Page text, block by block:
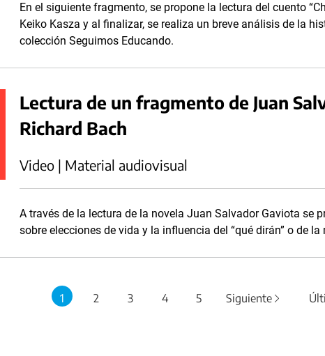
En el siguiente fragmento, se propone la lectura del cuento
Keiko Kasza y al finalizar, se realiza un breve análisis de la
colección Seguimos Educando.
Lectura de un fragmento de Juan
Richard Bach
Video | Material audiovisual
A través de la lectura de la novela Juan Salvador Gaviota se
sobre elecciones de vida y la influencia del “qué dirán” o de
1 2 3 4 5 Siguiente